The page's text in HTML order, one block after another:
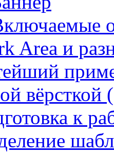
Area и
вёрсткой
к